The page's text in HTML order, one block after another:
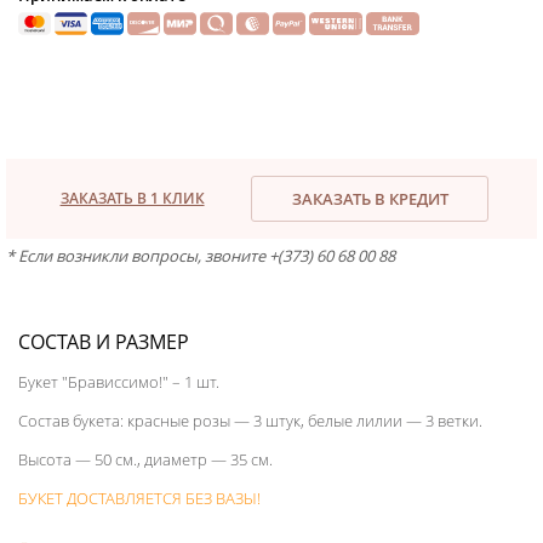
ЗАКАЗАТЬ В 1 КЛИК ЗАКАЗАТЬ В КРЕДИТ
* Если возникли вопросы, звоните +(373) 60 68 00 88
СОСТАВ И РАЗМЕР
Букет "Брависсимо!" – 1 шт.
Состав букета: красные розы — 3 штук, белые лилии — 3 ветки.
Высота — 50 см., диаметр — 35 см.
БУКЕТ ДОСТАВЛЯЕТСЯ БЕЗ ВАЗЫ!